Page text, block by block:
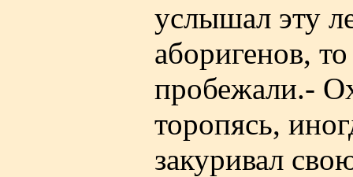
услышал эту
аборигенов,
пробежали.-
торопясь,
закуривал